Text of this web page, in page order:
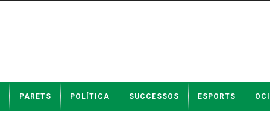
t
PARETS POLÍTICA SUCCESSOS ESPORTS OCI